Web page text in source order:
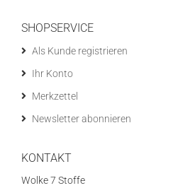
SHOPSERVICE
Als Kunde registrieren
Ihr Konto
Merkzettel
Newsletter abonnieren
KONTAKT
Wolke 7 Stoffe